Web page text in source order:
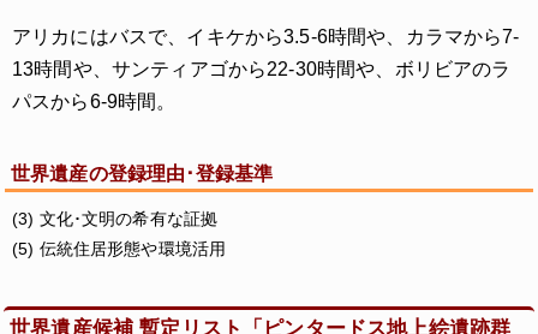
アリカにはバスで、イキケから3.5-6時間や、カラマから7-
13時間や、サンティアゴから22-30時間や、ボリビアのラ
パスから6-9時間。
世界遺産の登録理由･登録基準
(3) 文化･文明の希有な証拠
(5) 伝統住居形態や環境活用
世界遺産候補 暫定リスト「ピンタードス地上絵遺跡群